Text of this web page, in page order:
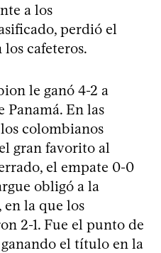
a los
perdió el
cafeteros.
le ganó 4-2 a
Panamá. En las
colombianos
gran favorito al
el empate 0-0
obligó a la
la que los
2-1. Fue el punto de
el título en la